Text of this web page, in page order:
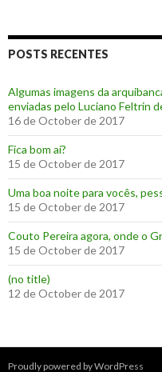
POSTS RECENTES
Algumas imagens da
enviadas pelo Luciano Feltrin
16 de October de 2017
‪Fica bom aí?‬
15 de October de 2017
Uma boa noite para vocês,
15 de October de 2017
‪Couto Pereira agora, onde o
15 de October de 2017
(no title)
12 de October de 2017
Proudly powered by WordPress